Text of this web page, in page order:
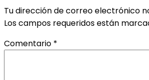
Tu dirección de correo electrónico
Los campos requeridos están
Comentario *